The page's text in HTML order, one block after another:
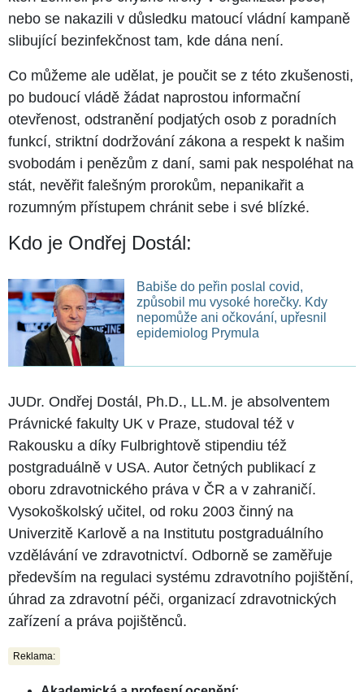
nebo se nakazili v důsledku matoucí vládní kampaně
slibující bezinfekčnost tam, kde dána není.
Co můžeme ale udělat, je poučit se z této zkušenosti,
po budoucí vládě žádat naprostou informační
otevřenost, odstranění podjatých osob z poradních
funkcí, striktní dodržování zákona a respekt k našim
svobodám i penězům z daní, sami pak nespoléhat na
stát, nevěřit falešným prorokům, nepanikařit a
rozumným přístupem chránit sebe i své blízké.
Kdo je Ondřej Dostál:
Babiše do peřin poslal covid,
způsobil mu vysoké horečky. Kdy
nepomůže ani očkování, upřesnil
epidemiolog Prymula
JUDr. Ondřej Dostál, Ph.D., LL.M. je absolventem
Právnické fakulty UK v Praze, studoval též v
Rakousku a díky Fulbrightově stipendiu též
postgraduálně v USA. Autor četných publikací z
oboru zdravotnického práva v ČR a v zahraničí.
Vysokoškolský učitel, od roku 2003 činný na
Univerzitě Karlově a na Institutu postgraduálního
vzdělávání ve zdravotnictví. Odborně se zaměřuje
především na regulaci systému zdravotního pojištění,
úhrad za zdravotní péči, organizací zdravotnických
zařízení a práva pojištěnců.
Reklama: